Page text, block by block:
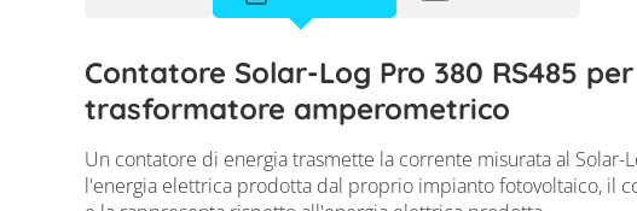
Contatore Solar-Log Pro 380 RS485
trasformatore amperometrico
Un contatore di energia trasmette la corrente misurata al Solar-
l'energia elettrica prodotta dal proprio impianto fotovoltaico, il